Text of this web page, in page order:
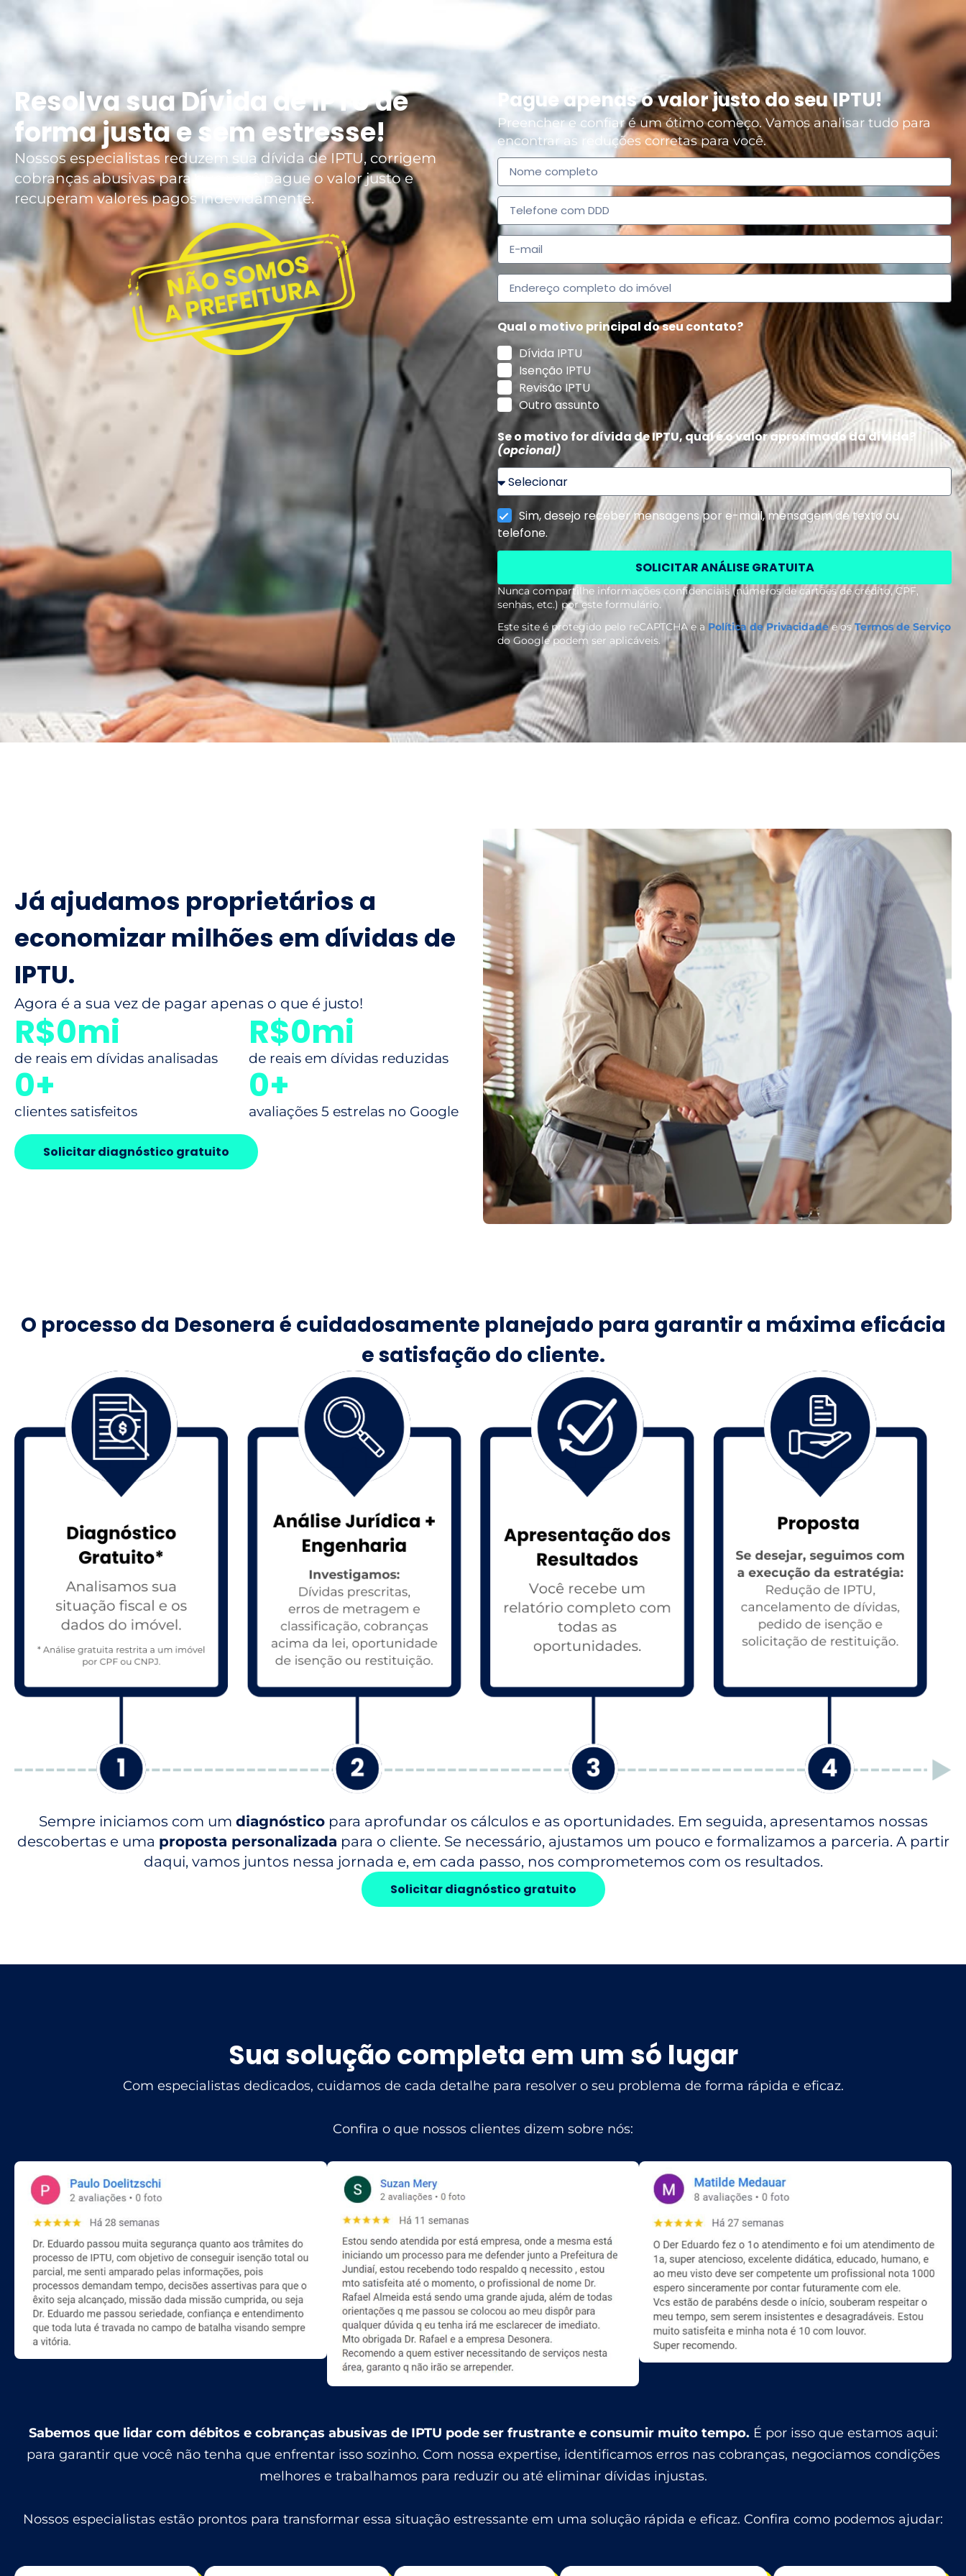
Resolva sua Dívida de IPTU de
forma justa e sem estresse!
Nossos especialistas reduzem sua dívida de IPTU, corrigem
cobranças abusivas para que você pague o valor justo e
recuperam valores pagos indevidamente.
Pague apenas o valor justo do seu IPTU!
Preencher e confiar é um ótimo começo. Vamos analisar tudo para
encontrar as reduções corretas para você.
Qual o motivo principal do seu contato?
Dívida IPTU
Isenção IPTU
Revisão IPTU
Outro assunto
Se o motivo for dívida de IPTU, qual é o valor aproximado da dívida?
(opcional)
Sim, desejo receber mensagens por e-mail, mensagem de texto ou
telefone.
SOLICITAR ANÁLISE GRATUITA
Nunca compartilhe informações confidenciais (números de cartões de crédito, CPF,
senhas, etc.) por este formulário.
Este site é protegido pelo reCAPTCHA e a Política de Privacidadee osTermos de Serviço
do Google podem ser aplicáveis.
Já ajudamos proprietários a
economizar milhões em dívidas de
IPTU.
Agora é a sua vez de pagar apenas o que é justo!
de reais em dívidas analisadas
R$0mi
de reais em dívidas reduzidas
R$0mi
clientes satisfeitos
0+
avaliações 5 estrelas no Google
0+
Solicitar diagnóstico gratuito
O processo da Desonera é cuidadosamente planejado para garantir a máxima eficácia
e satisfação do cliente.
Sempre iniciamos com um diagnósticopara aprofundar os cálculos e as oportunidades. Em seguida, apresentamos nossas
descobertas e uma proposta personalizada para o cliente. Se necessário, ajustamos um pouco e formalizamos a parceria. A partir
daqui, vamos juntos nessa jornada e, em cada passo, nos comprometemos com os resultados.
Solicitar diagnóstico gratuito
Sua solução completa em um só lugar
Com especialistas dedicados, cuidamos de cada detalhe para resolver o seu problema de forma rápida e eficaz.
Confira o que nossos clientes dizem sobre nós:
Sabemos que lidar com débitos e cobranças abusivas de IPTU pode ser frustrante e consumir muito tempo. É por isso que estamos aqui:
para garantir que você não tenha que enfrentar isso sozinho. Com nossa expertise, identificamos erros nas cobranças, negociamos condições
melhores e trabalhamos para reduzir ou até eliminar dívidas injustas.
Nossos especialistas estão prontos para transformar essa situação estressante em uma solução rápida e eficaz. Confira como podemos ajudar: